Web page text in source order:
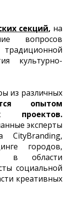
секций, на
вопросов
культурно-
из различных
опытом
проектов.
эксперты
CityBranding,
городов,
в области
социальной
креативных